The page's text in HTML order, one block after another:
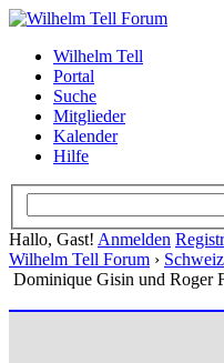
Wilhelm Tell
Portal
Suche
Mitglieder
Kalender
Hilfe
Hallo, Gast! Anmelden
Wilhelm Tell Forum › Schweiz
Dominique Gisin und Roger